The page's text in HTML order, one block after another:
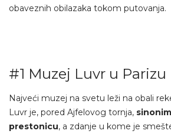
obaveznih obilazaka tokom putovanja.
#1 Muzej Luvr u Parizu
Najveći muzej na svetu leži na obali
Luvr je, pored Ajfelovog tornja,
prestonicu, a zdanje u kome je